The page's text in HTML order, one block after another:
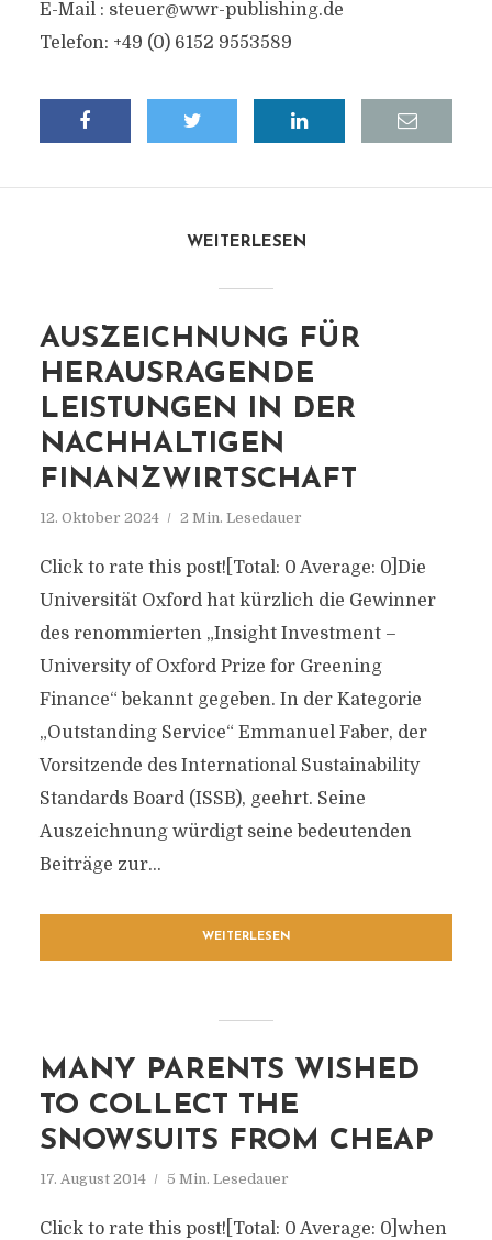
E-Mail : steuer@wwr-publishing.de
Telefon: +49 (0) 6152 9553589
WEITERLESEN
AUSZEICHNUNG FÜR
HERAUSRAGENDE
LEISTUNGEN IN DER
NACHHALTIGEN
FINANZWIRTSCHAFT
12. Oktober 2024 2 Min. Lesedauer
Click to rate this post![Total: 0 Average: 0]Die
Universität Oxford hat kürzlich die Gewinner
des renommierten „Insight Investment –
University of Oxford Prize for Greening
Finance“ bekannt gegeben. In der Kategorie
„Outstanding Service“ Emmanuel Faber, der
Vorsitzende des International Sustainability
Standards Board (ISSB), geehrt. Seine
Auszeichnung würdigt seine bedeutenden
Beiträge zur...
WEITERLESEN
MANY PARENTS WISHED
TO COLLECT THE
SNOWSUITS FROM CHEAP
17. August 2014 5 Min. Lesedauer
Click to rate this post![Total: 0 Average: 0]when